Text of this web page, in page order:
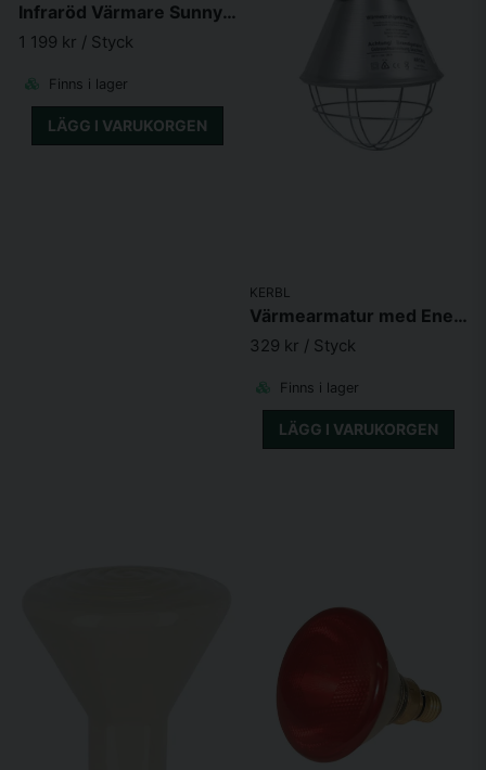
Infraröd Värmare SunnyBoy IPX7 Vattentät 230V
1 199 kr / Styck
Finns i lager
LÄGG I VARUKORGEN
KERBL
Värmearmatur med Energisparfunktion 5m Kabel
329 kr / Styck
Finns i lager
LÄGG I VARUKORGEN